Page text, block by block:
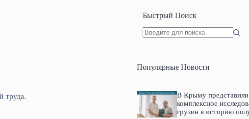
труда.
Быстрый Поиск
Популярные Новости
В Крыму представили
комплексное
грузин в историю